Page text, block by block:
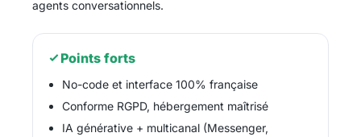
agents conversationnels.
Points forts
No-code et interface 100% française
Conforme RGPD, hébergement maîtrisé
IA générative + multicanal (Messenger,